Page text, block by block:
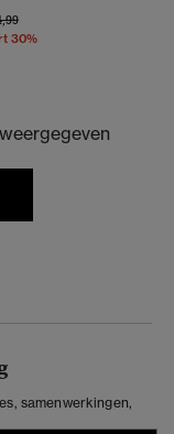
verlaagd van
naar
30%
samenwerkingen,